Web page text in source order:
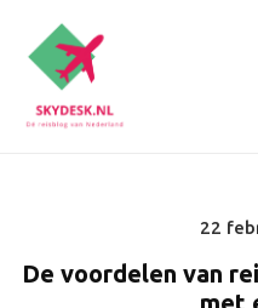
naar
inhoud
22
De voordelen van